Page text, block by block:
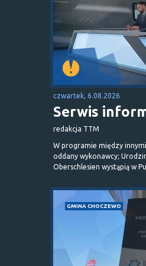
czwartek, 6.08.2026
Serwis
redakcja TTM
W programie między
oddany wykonawcy;
Oberschlesien wystąpią w
GMINA CHOCZEWO